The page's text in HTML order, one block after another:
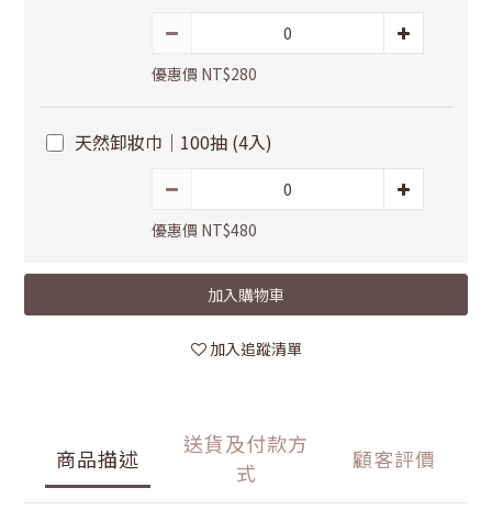
優惠價 NT$280
天然卸妝巾｜100抽 (4入)
優惠價 NT$480
加入購物車
加入追蹤清單
商品描述
送貨及付款方
式
顧客評價